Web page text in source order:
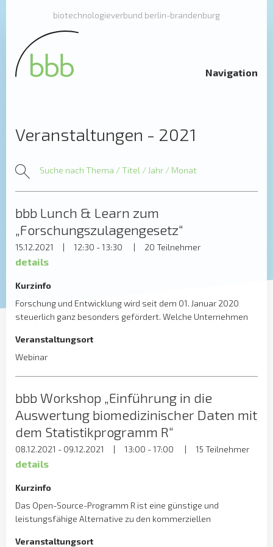
biotechnologieverbund berlin-brandenburg
Navigation
Veranstaltungen - 2021
bbb Lunch & Learn zum
„Forschungszulagengesetz“
15.12.2021 | 12:30 - 13:30 | 20 Teilnehmer
details
Kurzinfo
Forschung und Entwicklung wird seit dem 01. Januar 2020
steuerlich ganz besonders gefördert. Welche Unternehmen
welche Bereiche in welcher Höhe gefördert werden und was
es bei der Antragstellung zu beachten gilt, erläutert bbb-
[…]
Veranstaltungsort
Webinar
bbb Workshop „Einführung in die
Auswertung biomedizinischer Daten mit
dem Statistikprogramm R“
08.12.2021 - 09.12.2021 | 13:00 - 17:00 | 15 Teilnehmer
details
Kurzinfo
Das Open-Source-Programm R ist eine günstige und
leistungsfähige Alternative zu den kommerziellen
Veranstaltungsort